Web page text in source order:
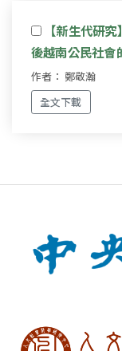
【新生代研
後越南公民社會
作者： 鄭敬瀚
全文下載